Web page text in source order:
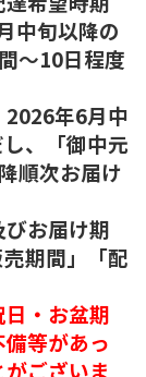
中旬以降の
～10日程度
年6月中
、「御中元
順次お届け
お届け期
期間」「配
・お盆期
等があっ
ございま